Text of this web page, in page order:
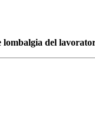
lombalgia del